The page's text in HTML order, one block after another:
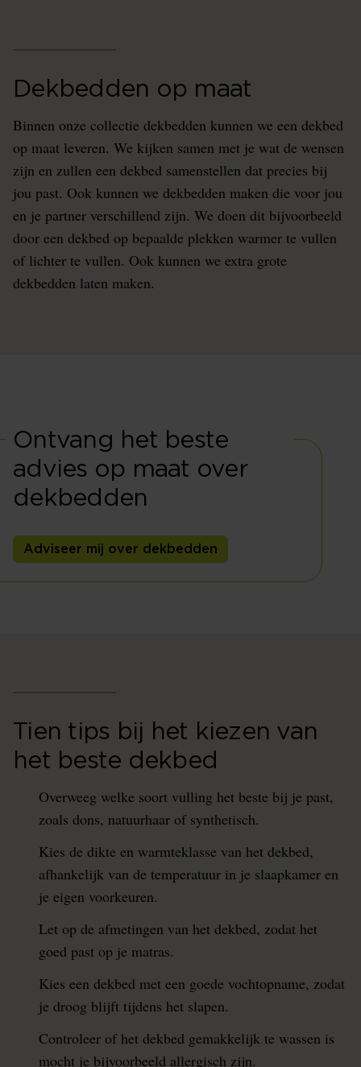
Dekbedden op maat
Binnen onze collectie dekbedden kunnen we een dekbed
op maat leveren. We kijken samen met je wat de wensen
zijn en zullen een dekbed samenstellen dat precies bij
jou past. Ook kunnen we dekbedden maken die voor jou
en je partner verschillend zijn. We doen dit bijvoorbeeld
door een dekbed op bepaalde plekken warmer te vullen
of lichter te vullen. Ook kunnen we extra grote
dekbedden laten maken.
Ontvang het beste
advies op maat over
dekbedden
Adviseer mij over dekbedden
Tien tips bij het kiezen van
het beste dekbed
Overweeg welke soort vulling het beste bij je past,
zoals dons, natuurhaar of synthetisch.
Kies de dikte en warmteklasse van het dekbed,
afhankelijk van de temperatuur in je slaapkamer en
je eigen voorkeuren.
Let op de afmetingen van het dekbed, zodat het
goed past op je matras.
Kies een dekbed met een goede vochtopname, zodat
je droog blijft tijdens het slapen.
Controleer of het dekbed gemakkelijk te wassen is
mocht je bijvoorbeeld allergisch zijn.